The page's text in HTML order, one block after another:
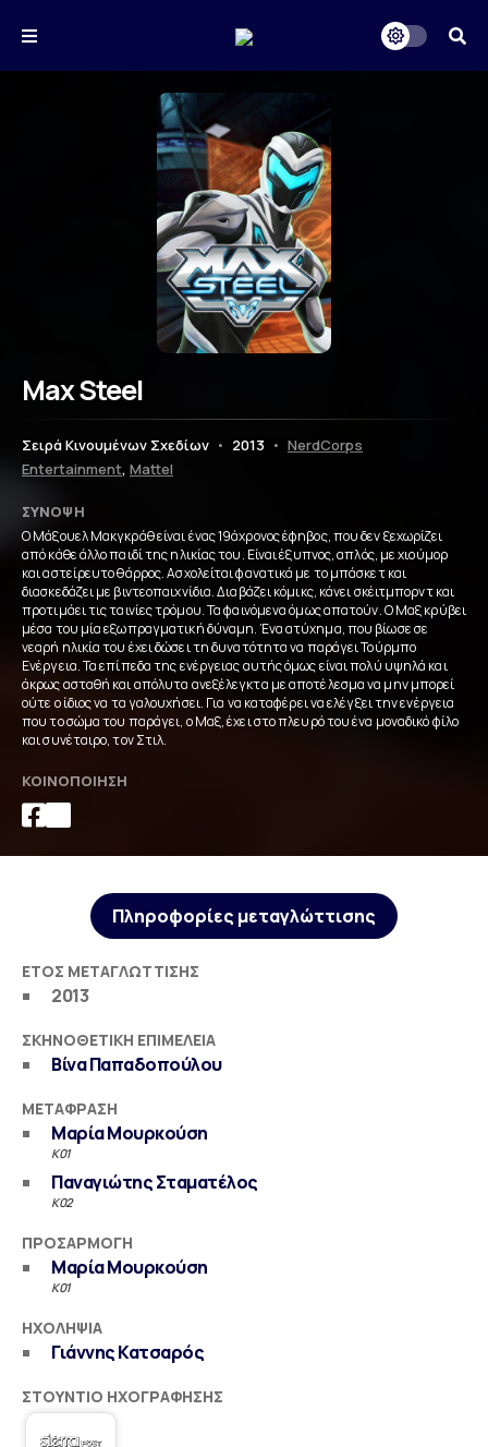
Max Steel
Σειρά Κινουμένων Σχεδίων • 2013 • NerdCorps
Entertainment, Mattel
ΣΎΝΟΨΗ
Ο Μάξουελ Μακγκράθ είναι ένας 19άχρονος έφηβος, που δεν ξεχωρίζει
από κάθε άλλο παιδί της ηλικίας του. Είναι έξυπνος, απλός, με χιούμορ
και αστείρευτο θάρρος. Ασχολείται φανατικά με το μπάσκετ και
διασκεδάζει με βιντεοπαιχνίδια. Διαβάζει κόμικς, κάνει σκέιτμπορντ και
προτιμάει τις ταινίες τρόμου. Τα φαινόμενα όμως απατούν. Ο Μαξ κρύβει
μέσα του μία εξωπραγματική δύναμη. Ένα ατύχημα, που βίωσε σε
νεαρή ηλικία του έχει δώσει τη δυνατότητα να παράγει Τούρμπο
Ενέργεια. Τα επίπεδα της ενέργειας αυτής όμως είναι πολύ υψηλά και
άκρως ασταθή και απόλυτα ανεξέλεγκτα με αποτέλεσμα να μην μπορεί
ούτε ο ίδιος να τα γαλουχήσει. Για να καταφέρει να ελέγξει την ενέργεια
που το σώμα του παράγει, ο Μαξ, έχει στο πλευρό του ένα μοναδικό φίλο
και συνέταιρο, τον Στιλ.
ΚΟΙΝΟΠΟΊΗΣΗ
Πληροφορίες μεταγλώττισης
ΈΤΟΣ ΜΕΤΑΓΛΏΤΤΙΣΗΣ
2013
ΣΚΗΝΟΘΕΤΙΚΉ ΕΠΙΜΈΛΕΙΑ
Βίνα Παπαδοπούλου
ΜΕΤΆΦΡΑΣΗ
Μαρία Μουρκούση
K01
Παναγιώτης Σταματέλος
K02
ΠΡΟΣΑΡΜΟΓΉ
Μαρία Μουρκούση
K01
ΗΧΟΛΗΨΊΑ
Γιάννης Κατσαρός
ΣΤΟΎΝΤΙΟ ΗΧΟΓΡΆΦΗΣΗΣ